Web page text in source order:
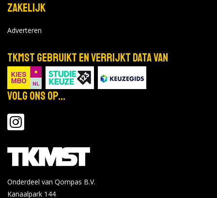
Zakelijk
Adverteren
TKMST gebruikt en verrijkt data van
Volg ons op...
Onderdeel van Qompas B.V.
Kanaalpark 144